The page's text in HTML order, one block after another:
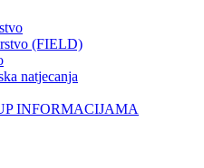
(FIELD)
natjecanja
INFORMACIJAMA